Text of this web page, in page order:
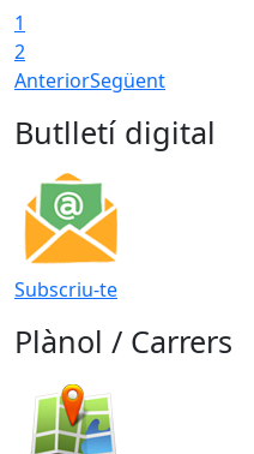
1
2
AnteriorSegüent
Butlletí digital
Subscriu-te
Plànol / Carrers